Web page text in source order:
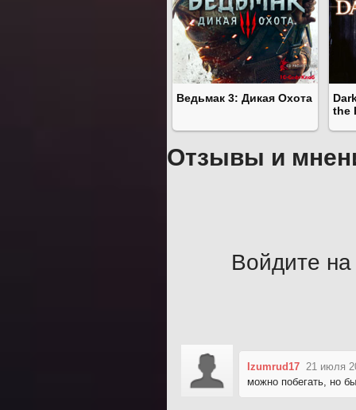
Ведьмак 3: Дикая Охота
the
Отзывы и
Войдите на
Izumrud17 21 июля
можно побегать, но